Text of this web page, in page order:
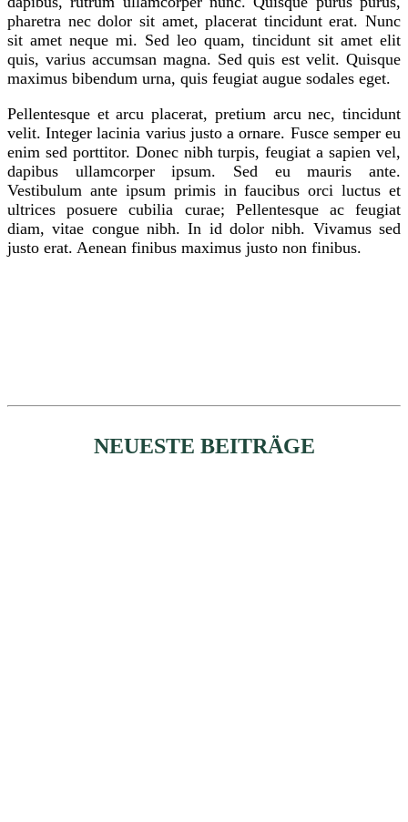
pharetra nec dolor sit amet, placerat tincidunt erat. Nunc
sit amet neque mi. Sed leo quam, tincidunt sit amet elit
quis, varius accumsan magna. Sed quis est velit. Quisque
maximus bibendum urna, quis feugiat augue sodales eget.
Pellentesque et arcu placerat, pretium arcu nec, tincidunt
velit. Integer lacinia varius justo a ornare. Fusce semper eu
enim sed porttitor. Donec nibh turpis, feugiat a sapien vel,
dapibus ullamcorper ipsum. Sed eu mauris ante.
Vestibulum ante ipsum primis in faucibus orci luctus et
ultrices posuere cubilia curae; Pellentesque ac feugiat
diam, vitae congue nibh. In id dolor nibh. Vivamus sed
justo erat. Aenean finibus maximus justo non finibus.
NEUESTE BEITRÄGE